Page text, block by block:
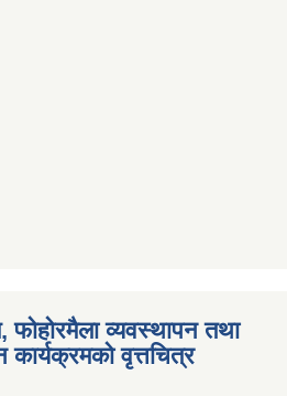
व्यवस्थापन तथा
वृत्तचित्र